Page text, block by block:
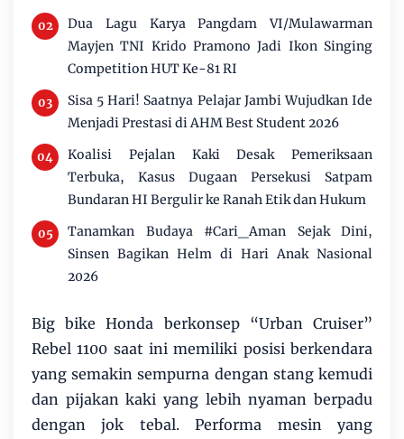
Dua Lagu Karya Pangdam VI/Mulawarman
Mayjen TNI Krido Pramono Jadi Ikon Singing
Competition HUT Ke-81 RI
Sisa 5 Hari! Saatnya Pelajar Jambi Wujudkan Ide
Menjadi Prestasi di AHM Best Student 2026
Koalisi Pejalan Kaki Desak Pemeriksaan
Terbuka, Kasus Dugaan Persekusi Satpam
Bundaran HI Bergulir ke Ranah Etik dan Hukum
Tanamkan Budaya #Cari_Aman Sejak Dini,
Sinsen Bagikan Helm di Hari Anak Nasional
2026
Big bike Honda berkonsep “Urban Cruiser”
Rebel 1100 saat ini memiliki posisi berkendara
yang semakin sempurna dengan stang kemudi
dan pijakan kaki yang lebih nyaman berpadu
dengan jok tebal. Performa mesin yang